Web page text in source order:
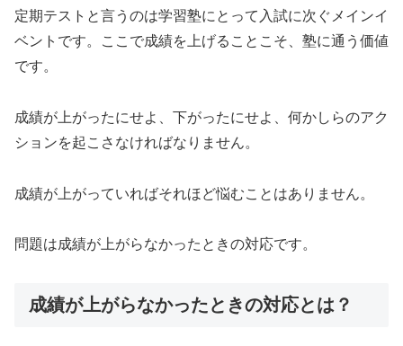
定期テストと言うのは学習塾にとって入試に次ぐメインイ
ベントです。ここで成績を上げることこそ、塾に通う価値
です。
成績が上がったにせよ、下がったにせよ、何かしらのアク
ションを起こさなければなりません。
成績が上がっていればそれほど悩むことはありません。
問題は成績が上がらなかったときの対応です。
成績が上がらなかったときの対応とは？